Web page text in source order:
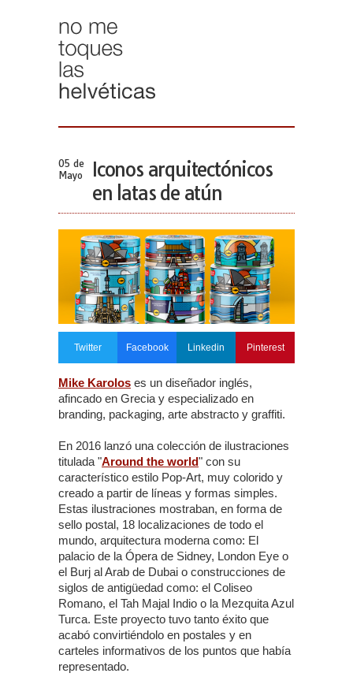
05 de
Mayo
Iconos arquitectónicos
en latas de atún
Twitter Facebook Linkedin Pinterest
Mike Karolos es un diseñador inglés,
afincado en Grecia y especializado en
branding, packaging, arte abstracto y graffiti.
En 2016 lanzó una colección de ilustraciones
titulada "Around the world" con su
característico estilo Pop-Art, muy colorido y
creado a partir de líneas y formas simples.
Estas ilustraciones mostraban, en forma de
sello postal, 18 localizaciones de todo el
mundo, arquitectura moderna como: El
palacio de la Ópera de Sidney, London Eye o
el Burj al Arab de Dubai o construcciones de
siglos de antigüedad como: el Coliseo
Romano, el Tah Majal Indio o la Mezquita Azul
Turca. Este proyecto tuvo tanto éxito que
acabó convirtiéndolo en postales y en
carteles informativos de los puntos que había
representado.